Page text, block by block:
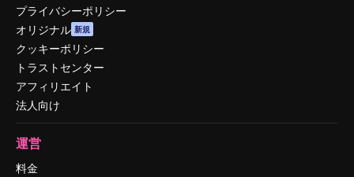
プライバシーポリシー
オリジナル 新規
クッキーポリシー
トラストセンター
アフィリエイト
法人向け
運営
料金